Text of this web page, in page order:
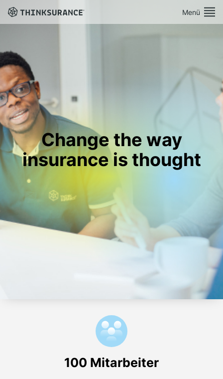
Menü
Plattform
Lösungen
Preise
Ressourcen
Presse
Change the way
insurance is thought
100 Mitarbeiter